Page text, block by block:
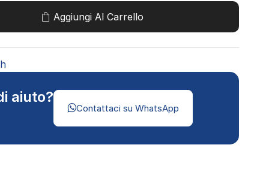
Aggiungi Al Carrello
aiuto?
Contattaci su WhatsApp